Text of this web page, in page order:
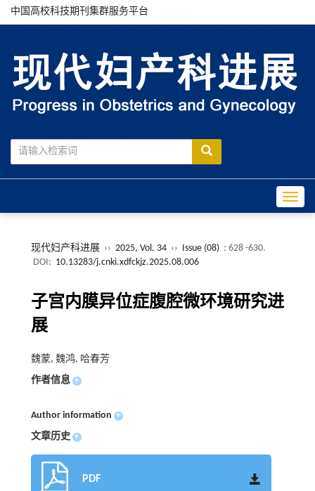
中国高校科技期刊集群服务平台
现代妇产科进展 ›› 2025, Vol. 34 ›› Issue (08) : 628 -630.
DOI: 10.13283/j.cnki.xdfckjz.2025.08.006
子宫内膜异位症腹腔微环境研究进
展
魏蒙, 魏鸿, 哈春芳
作者信息 +
Author information +
文章历史 +
PDF